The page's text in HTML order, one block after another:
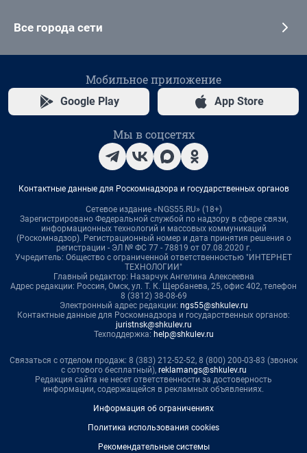
Все города сети
Мобильное приложение
Google Play App Store
Мы в соцсетях
Контактные данные для Роскомнадзора и государственных органов
Сетевое издание «NGS55.RU» (18+)
Зарегистрировано Федеральной службой по надзору в сфере связи,
информационных технологий и массовых коммуникаций
(Роскомнадзор). Регистрационный номер и дата принятия решения о
регистрации - ЭЛ № ФС 77 - 78819 от 07.08.2020 г.
Учредитель: Общество с ограниченной ответственностью "ИНТЕРНЕТ
ТЕХНОЛОГИИ"
Главный редактор: Назарчук Ангелина Алексеевна
Адрес редакции: Россия, Омск, ул. Т. К. Щербанева, 25, офис 402, телефон
8 (3812) 38-08-69
Электронный адрес редакции: ngs55@shkulev.ru
Контактные данные для Роскомнадзора и государственных органов:
juristnsk@shkulev.ru
Техподдержка: help@shkulev.ru
Связаться с отделом продаж: 8 (383) 212-52-52, 8 (800) 200-03-83 (звонок
с сотового бесплатный), reklamangs@shkulev.ru
Редакция сайта не несет ответственности за достоверность
информации, содержащейся в рекламных объявлениях.
Информация об ограничениях
Политика использования cookies
Рекомендательные системы